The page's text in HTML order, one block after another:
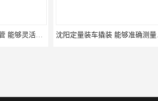
哈尔滨顶部装卸车鹤管 能够灵活地适应不同的装卸需求 沈阳